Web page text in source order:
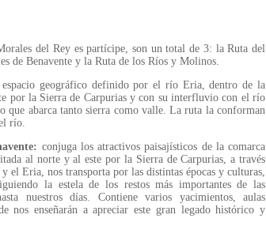
del Rey es partícipe, son un total de 3: la Ruta del
de Benavente y la Ruta de los Ríos y Molinos.
geográfico definido por el río Eria, dentro de la
por la Sierra de Carpurias y con su interfluvio con el río
que abarca tanto sierra como valle. La ruta la conforman
río.
conjuga los atractivos paisajísticos de la comarca
al norte y al este por la Sierra de Carpurias, a través
el Eria, nos transporta por las distintas épocas y culturas,
la estela de los restos más importantes de las
nuestros días. Contiene varios yacimientos, aulas
nos enseñarán a apreciar este gran legado histórico y